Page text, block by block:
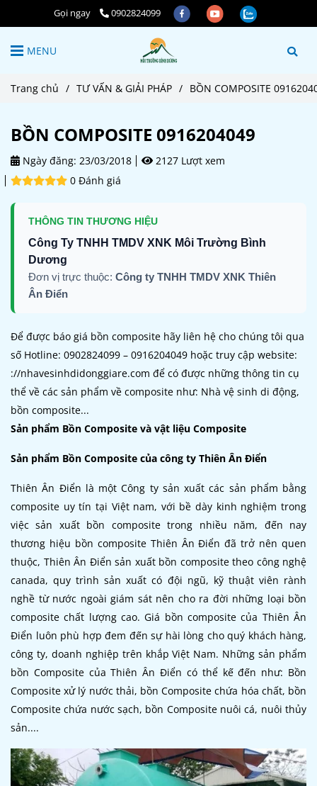
Gọi ngay 0902824099
MENU
Trang chủ / TƯ VẤN & GIẢI PHÁP / BỒN COMPOSITE
BỒN COMPOSITE 0916204049
Ngày đăng: 23/03/2018
2127 Lượt xem
0 Đánh giá
THÔNG TIN THƯƠNG HIỆU
Công Ty TNHH TMDV XNK Môi Trường Bình
Dương
Đơn vị trực thuộc: Công ty TNHH TMDV XNK Thiên
Ân Điển
Để được báo giá bồn composite hãy liên hệ cho chúng tôi qua
số Hotline: 0902824099 – 0916204049 hoặc truy cập website:
://nhavesinhdidonggiare.com để có được những thông tin cụ
thể về các sản phẩm về composite như: Nhà vệ sinh di động,
bồn composite...
Sản phẩm Bồn Composite và vật liệu Composite
Sản phẩm Bồn Composite của công ty Thiên Ân Điển
Thiên Ân Điển là một Công ty sản xuất các sản phẩm bằng
composite uy tín tại Việt nam, với bề dày kinh nghiệm trong
việc sản xuất bồn composite trong nhiều năm, đến nay
thương hiệu bồn composite Thiên Ân Điển đã trở nên quen
thuộc, Thiên Ân Điển sản xuất bồn composite theo công nghệ
canada, quy trình sản xuất có đội ngũ, kỹ thuật viên rành
nghề từ nước ngoài giám sát nên cho ra đời những loại bồn
composite chất lượng cao. Giá bồn composite của Thiên Ân
Điển luôn phù hợp đem đến sự hài lòng cho quý khách hàng,
công ty, doanh nghiệp trên khắp Việt Nam. Những sản phẩm
bồn Composite của Thiên Ân Điển có thể kế đến như: Bồn
Composite xử lý nước thải, bồn Composite chứa hóa chất, bồn
Composite chứa nước sạch, bồn Composite nuôi cá, nuôi thủy
sản....